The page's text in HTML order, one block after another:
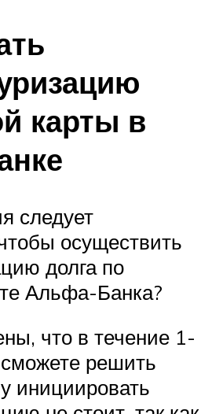
карты в
следует
осуществить
долга по
Альфа-Банка?
что в течение 1-
решить
инициировать